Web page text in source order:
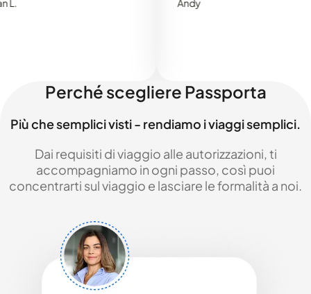
Perché scegliere Passporta
Più che semplici visti - rendiamo i viaggi semplici.
Dai requisiti di viaggio alle autorizzazioni, ti
accompagniamo in ogni passo, così puoi
concentrarti sul viaggio e lasciare le formalità a noi.